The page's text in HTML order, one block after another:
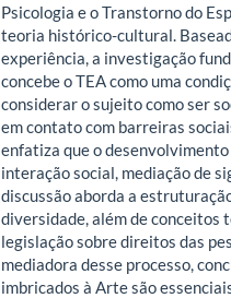
Psicologia e o Transtorno do
teoria histórico-cultural.
experiência, a investigação
concebe o TEA como uma
considerar o sujeito como ser
em contato com barreiras
enfatiza que o
interação social, mediação de
discussão aborda a
diversidade, além de conceitos
legislação sobre direitos das
mediadora desse processo,
imbricados à Arte são